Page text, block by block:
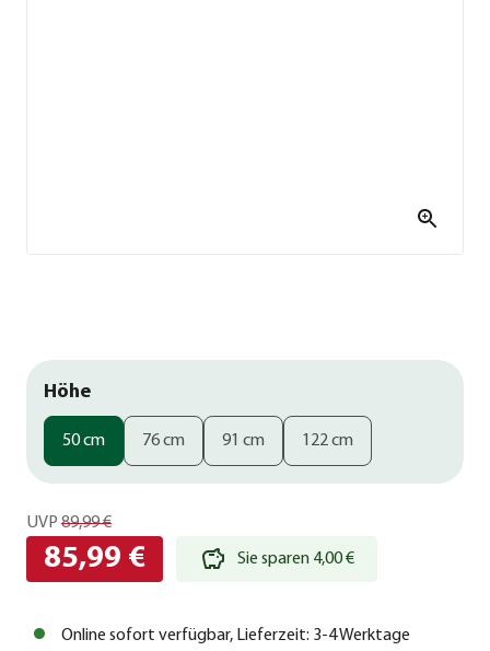
Höhe
50 cm 76 cm 91 cm 122 cm
UVP 89,99 €
85,99 € Sie sparen 4,00 €
Online sofort verfügbar, Lieferzeit: 3-4 Werktage